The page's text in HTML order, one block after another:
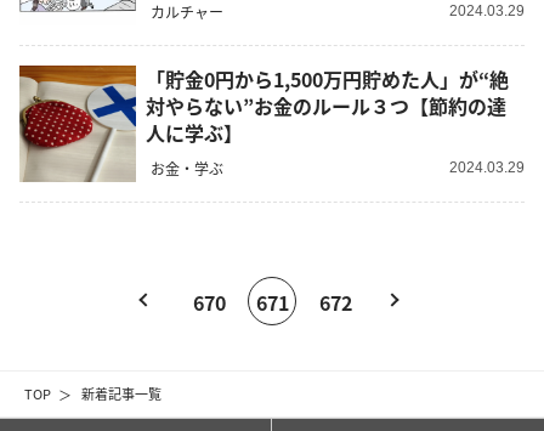
TOP 新着記事一覧
カルチャー 2024.03.29
「貯金0円から1,500万円貯めた人」が“絶
対やらない”お金のルール３つ【節約の達
人に学ぶ】
お金・学ぶ 2024.03.29
670 671 672